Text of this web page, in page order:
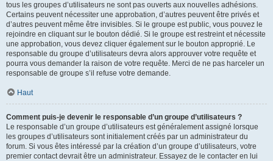
tous les groupes d’utilisateurs ne sont pas ouverts aux nouvelles adhésions.
Certains peuvent nécessiter une approbation, d’autres peuvent être privés et
d’autres peuvent même être invisibles. Si le groupe est public, vous pouvez le
rejoindre en cliquant sur le bouton dédié. Si le groupe est restreint et nécessite
une approbation, vous devez cliquer également sur le bouton approprié. Le
responsable du groupe d’utilisateurs devra alors approuver votre requête et
pourra vous demander la raison de votre requête. Merci de ne pas harceler un
responsable de groupe s’il refuse votre demande.
Haut
Comment puis-je devenir le responsable d’un groupe d’utilisateurs ?
Le responsable d’un groupe d’utilisateurs est généralement assigné lorsque
les groupes d’utilisateurs sont initialement créés par un administrateur du
forum. Si vous êtes intéressé par la création d’un groupe d’utilisateurs, votre
premier contact devrait être un administrateur. Essayez de le contacter en lui